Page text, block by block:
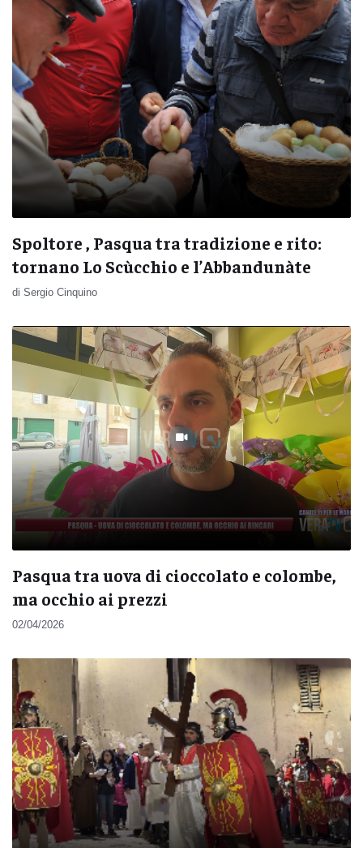
Spoltore , Pasqua tra tradizione e rito:
tornano Lo Scùcchio e l’Abbandunàte
di Sergio Cinquino
Pasqua tra uova di cioccolato e colombe,
ma occhio ai prezzi
02/04/2026